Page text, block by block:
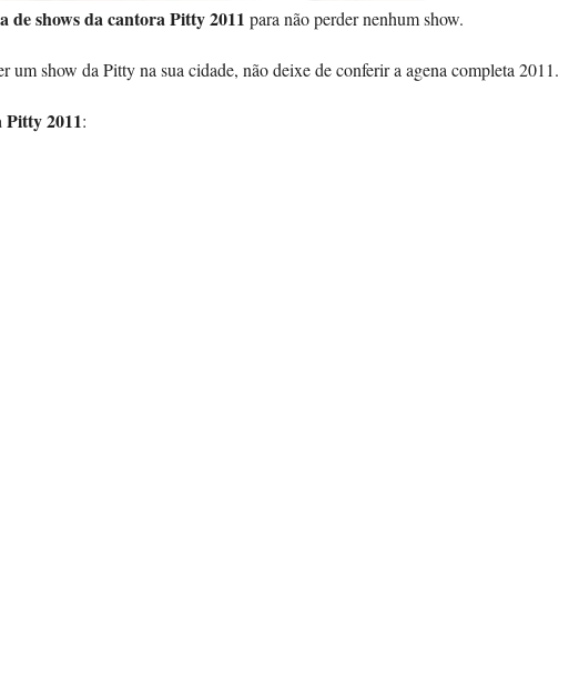
de shows da cantora Pitty 2011 para não perder nenhum show.
um show da Pitty na sua cidade, não deixe de conferir a agena completa 2011.
Pitty 2011: